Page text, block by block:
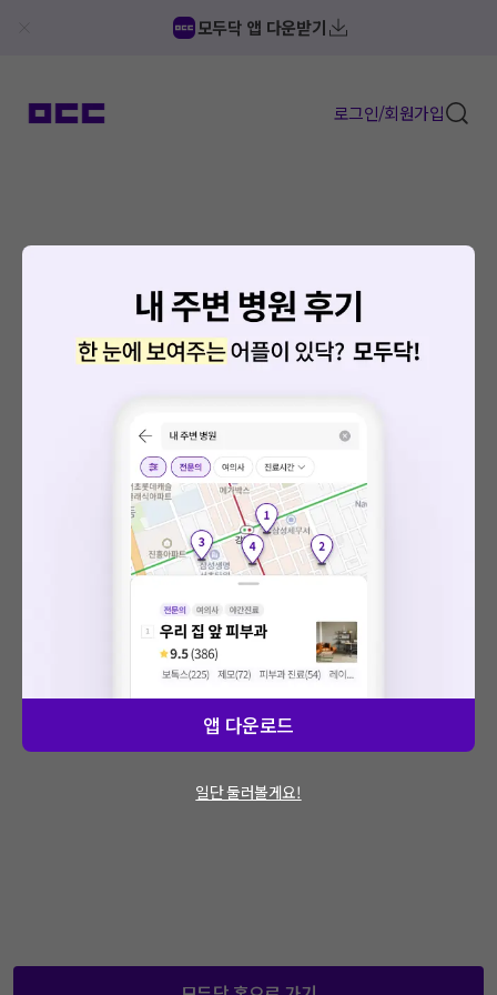
모두닥 앱 다운받기
로그인/회원가입
: 에러가 발생했습니다.
문제가 지속적으로 발생할 경우 모두닥 채널톡
을 통해 문의해주세요.
앱 다운로드
일단 둘러볼게요!